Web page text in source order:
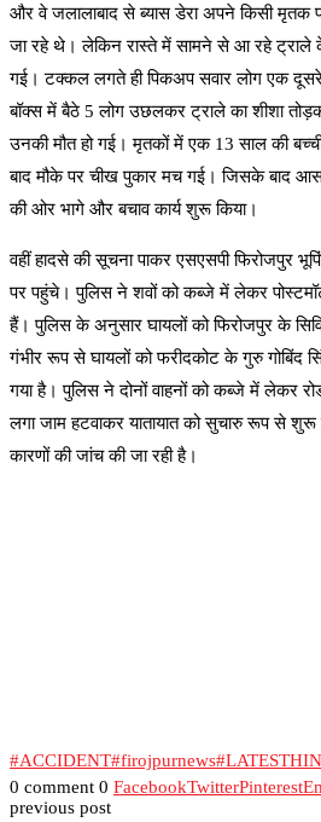
और वे जलालाबाद से ब्यास डेरा अपने किसी मृतक
जा रहे थे। लेकिन रास्ते में सामने से आ रहे ट्राले
गई। टक्कल लगते ही पिकअप सवार लोग एक
बॉक्स में बैठे 5 लोग उछलकर ट्राले का शीशा
उनकी मौत हो गई। मृतकों में एक 13 साल की
बाद मौके पर चीख पुकार मच गई। जिसके बाद
की ओर भागे और बचाव कार्य शुरू किया।
वहीं हादसे की सूचना पाकर एसएसपी फिरोजपुर
पर पहुंचे। पुलिस ने शवों को कब्जे में लेकर
हैं। पुलिस के अनुसार घायलों को फिरोजपुर के
गंभीर रूप से घायलों को फरीदकोट के गुरु गोबिंद
गया है। पुलिस ने दोनों वाहनों को कब्जे में लेकर
लगा जाम हटवाकर यातायात को सुचारु रूप से
कारणों की जांच की जा रही है।
#ACCIDENT#firojpurnews
0 comment 0 FacebookTwitterPinterest
previous post